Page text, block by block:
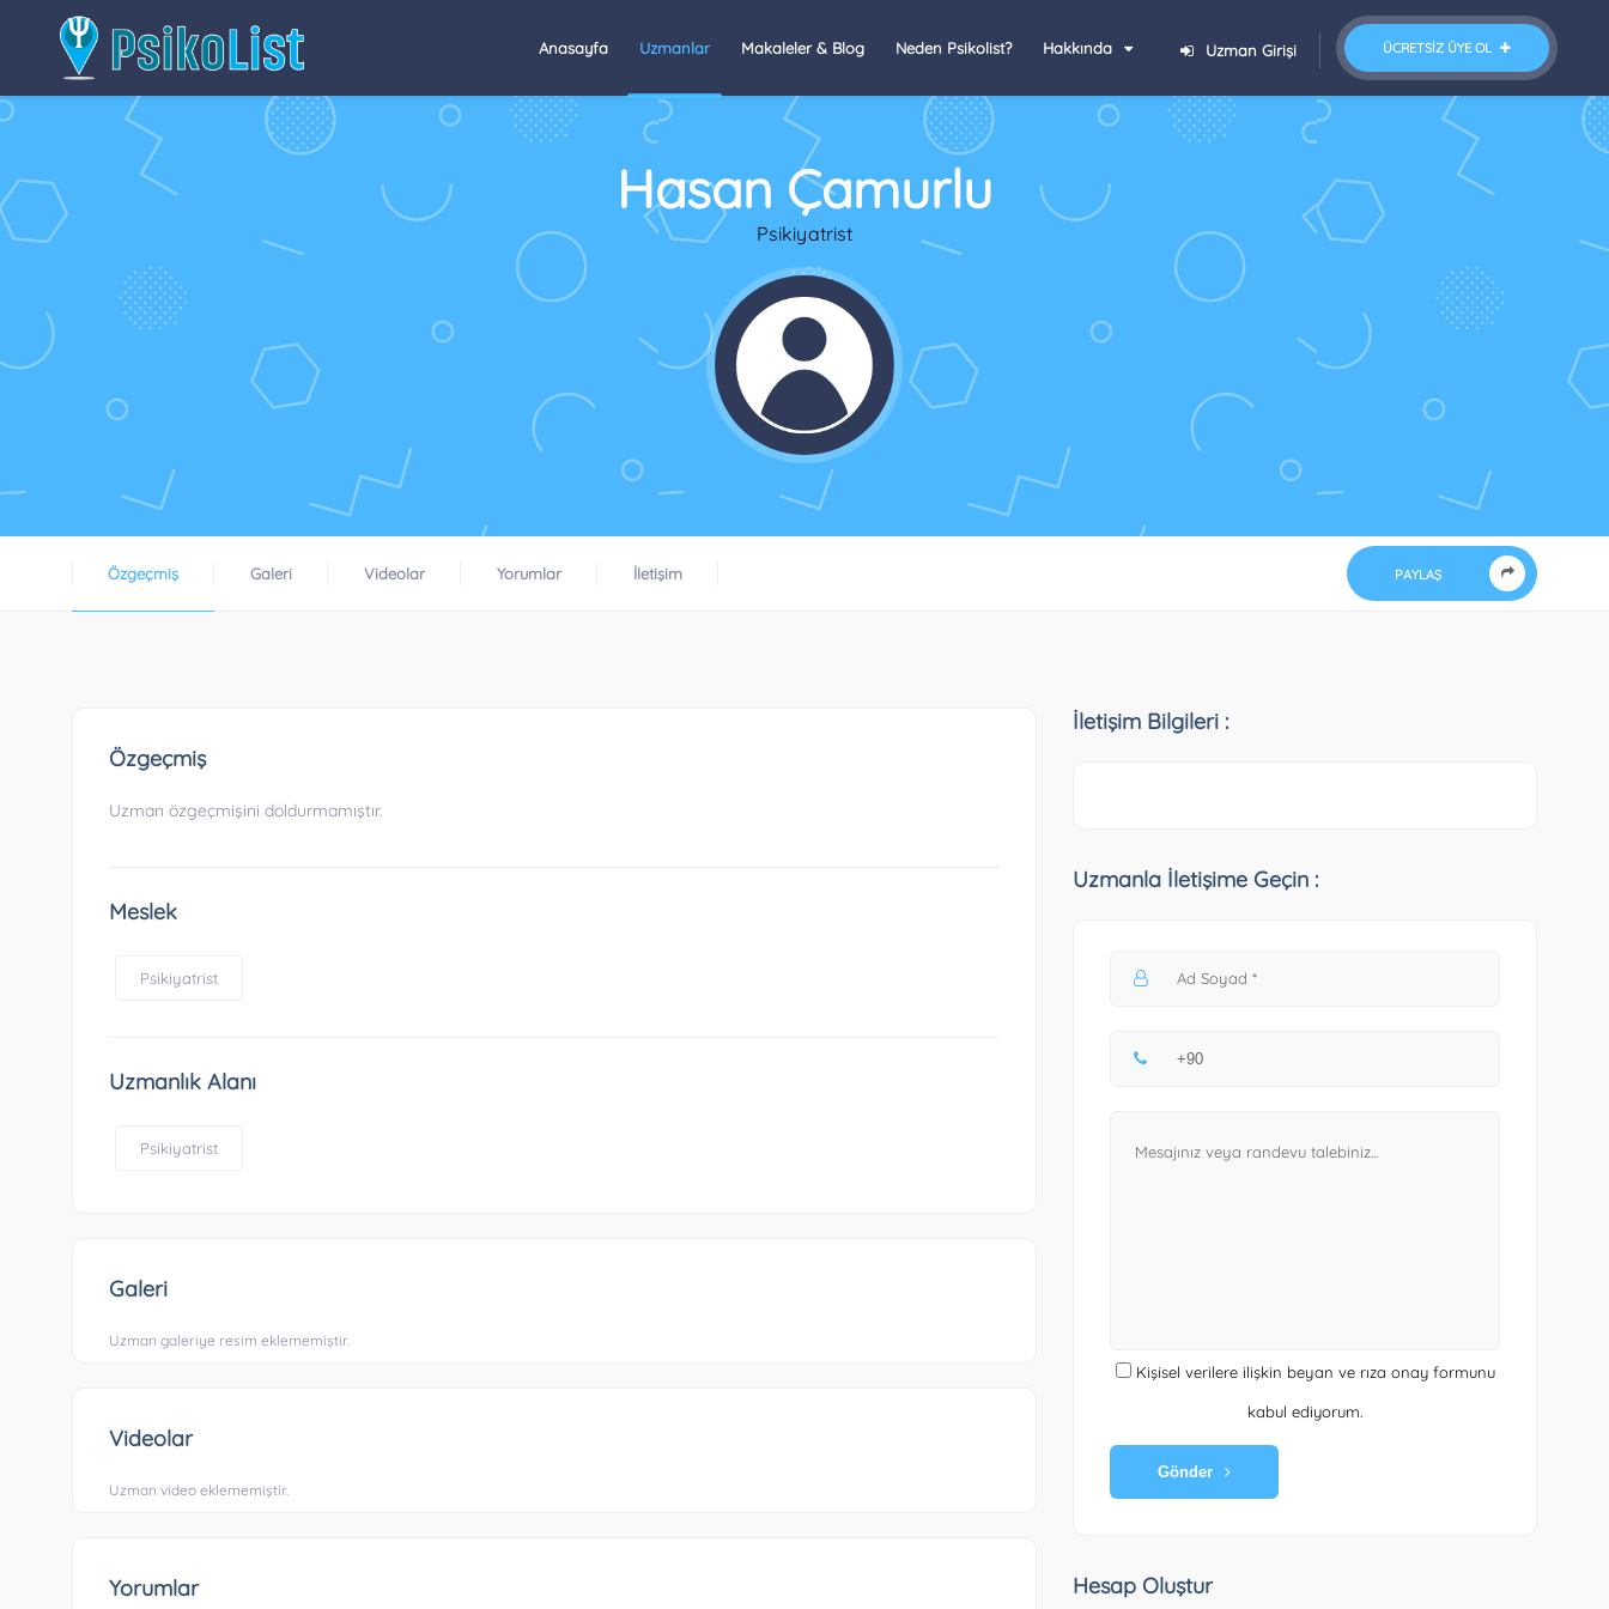
ÜCRETSIZ ÜYE OL
Uzman Girişi
Anasayfa Uzmanlar Makaleler & Blog Neden Psikolist? Hakkında
Hasan Çamurlu
Psikiyatrist
Özgeçmiş Galeri Videolar Yorumlar İletişim PAYLAŞ
Özgeçmiş
Uzman özgeçmişini doldurmamıştır.
Meslek
Psikiyatrist
Uzmanlık Alanı
Psikiyatrist
Galeri
Uzman galeriye resim eklememiştir.
Videolar
Uzman video eklememiştir.
Yorumlar
İletişim Bilgileri :
Uzmanla İletişime Geçin :
Kişisel verilere ilişkin beyan ve rıza onay formunu
kabul ediyorum.
Gönder
Hesap Oluştur